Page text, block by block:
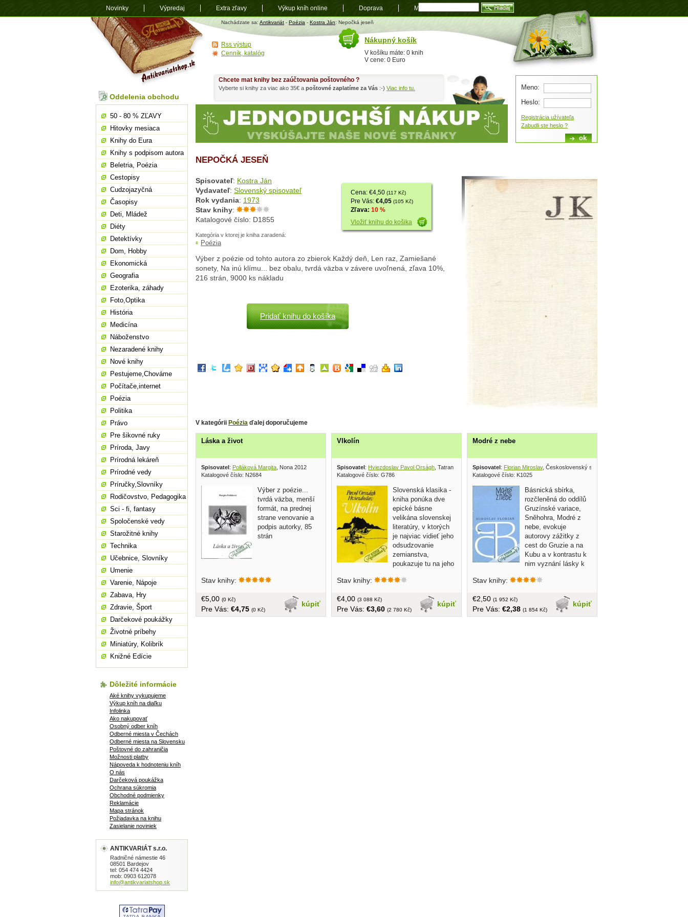
Antikvariát
shop.sk
Nachádzate sa: Antikvariát - Poézia - Kostra Ján: Nepočká jeseň
NEPOČKÁ JESEŇ
Cena: €4,50 (117 Kč)
Pre Vás: €4,05 (105 Kč)
Zľava: 10 %
Vložiť knihu do košika
Spisovateľ: Kostra Ján
Vydavateľ: Slovenský spisovateľ
Rok vydania: 1973
Stav knihy:
Katalogové číslo: D1855
Kategória v ktorej je kniha zaradená:
Poézia
Výber z poézie od tohto autora zo zbierok Každý deň, Len raz, Zamiešané
sonety, Na inú klímu... bez obalu, tvrdá väzba v závere uvoľnená, zľava 10%,
216 strán, 9000 ks nákladu
Pridať knihu do košíka
V kategórii Poézia ďalej doporučujeme
Láska a život
Spisovatel: Polláková Margita , Nona 2012
Katalogové číslo: N2684
Výber z poézie...
tvrdá väzba, menší
formát, na prednej
strane venovanie a
podpis autorky, 85
strán
Stav knihy:
kúpiť
€5,00 (0 Kč)
Pre Vás: €4,75 (0 Kč)
Vlkolín
Spisovatel: Hviezdoslav Pavol Orságh , Tatran 1979
Katalogové číslo: G786
Slovenská klasika -
kniha ponúka dve
epické básne
velikána slovenskej
literatúry, v ktorých
je najviac vidieť jeho
odsudzovanie
zemianstva,
poukazuje tu na jeho
Gábor Vlkolinský... väčší formát,
ilustroval Ferdinand Hložník, 307 strán
Stav knihy:
kúpiť
€4,00 (3 088 Kč)
Pre Vás: €3,60 (2 780 Kč)
Modré z nebe
Spisovatel: Florian Miroslav, Československý spisovatel 1976
Katalogové číslo: K1025
Básnická sbírka,
rozčleněná do oddílů
Gruzínské variace,
Sněhohra, Modré z
nebe, evokuje
autorovy zážitky z
cest do Gruzie a na
Kubu a v kontrastu k
nim vyznání lásky k
80 strán, náklad 4000 výtlačkov
Stav knihy:
kúpiť
€2,50 (1 952 Kč)
Pre Vás: €2,38 (1 854 Kč)
Chcete mat knihy bez zaúčtovania poštovného ?
Vyberte si knihy za viac ako 35€ a poštovné zaplatíme za Vás :-) Viac info tu.
Oddelenia obchodu
50 - 80 % ZĽAVY
Hitovky mesiaca
Knihy do Eura
Knihy s podpisom autora
Beletria, Poézia
Cestopisy
Cudzojazyčná
Časopisy
Deti, Mládež
Diéty
Detektívky
Dom, Hobby
Ekonomická
Geografia
Ezoterika, záhady
Foto,Optika
História
Medicína
Náboženstvo
Nezaradené knihy
Nové knihy
Pestujeme,Chováme
Počítače,internet
Poézia
Politika
Právo
Pre šikovné ruky
Príroda, Javy
Prírodná lekáreň
Prírodné vedy
Príručky,Slovníky
Rodičovstvo, Pedagogika
Sci - fi, fantasy
Spoločenské vedy
Starožitné knihy
Technika
Učebnice, Slovníky
Umenie
Varenie, Nápoje
Zabava, Hry
Zdravie, Šport
Darčekové poukážky
Životné príbehy
Miniatúry, Kolibrík
Knižné Edície
Dôležité informácie
Aké knihy vykupujeme
Výkup kníh na diaľku
Infolinka
Ako nakupovať
Osobný odber kníh
Odberné miesta v Čechách
Odberné miesta na Slovensku
Poštovné do zahraničia
Možnosti platby
Nápoveda k hodnoteniu kníh
O nás
Darčeková poukážka
Ochrana súkromia
Obchodné podmienky
Reklamácie
Mapa stránok
Požiadavka na knihu
Zasielanie noviniek
ANTIKVARIÁT s.r.o.
Radničné námestie 46
08501 Bardejov
tel: 054 474 4424
mob: 0903 612078
info@antikvariatshop.sk
Meno:
Heslo:
Registrácia užívateľa
Zabudli ste heslo ?
Nákupný košík
V košíku máte: 0 knih
V cene: 0 Euro
Rss výstup
Cenník, katalóg
Novinky Výpredaj Extra zľavy Výkup kníh online Doprava Mapa